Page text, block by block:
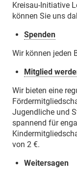
Kreisau-Initiative
können Sie uns
Spenden
Wir können jeden
Mitglied
Wir bieten eine
Jugendliche und
spannend für
von 2 €.
Weitersagen